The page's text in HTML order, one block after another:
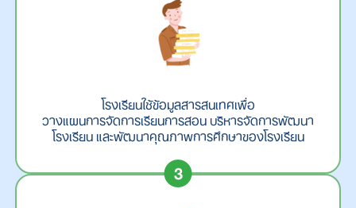
โรงเรียนใช้ข้อมูลสารสนเทศเพื่อ
วางแผนการจัดการเรียนการสอน บริหารจัดการพัฒนา
โรงเรียน และพัฒนาคุณภาพการศึกษาของโรงเรียน